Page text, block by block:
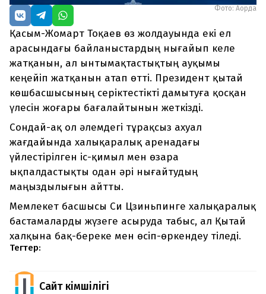
Фото: Ақорда
Қасым-Жомарт Тоқаев өз жолдауында екі ел
арасындағы байланыстардың нығайып келе
жатқанын, ал ынтымақтастықтың ауқымы
кеңейіп жатқанын атап өтті. Президент қытай
көшбасшысының серіктестікті дамытуға қосқан
үлесін жоғары бағалайтынын жеткізді.
Сондай-ақ ол әлемдегі тұрақсыз ахуал
жағдайында халықаралық аренадағы
үйлестірілген іс-қимыл мен өзара
ықпалдастықты одан әрі нығайтудың
маңыздылығын айтты.
Мемлекет басшысы Си Цзиньпинге халықаралық
бастамаларды жүзеге асыруда табыс, ал Қытай
халқына бақ-береке мен өсіп-өркендеу тіледі.
Тегтер:
Сайт Әкімшілігі